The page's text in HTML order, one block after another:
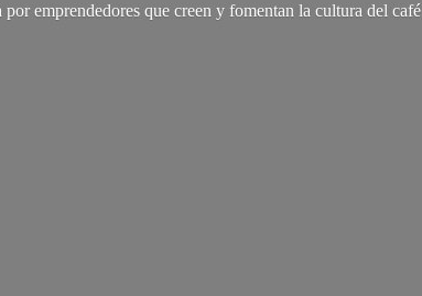
emprendedores que creen y fomentan la cultura del café